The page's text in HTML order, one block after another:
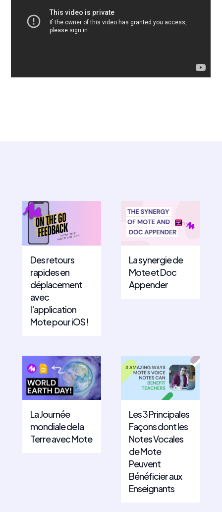
Des retours
rapides en
déplacement
avec
l'application
Mote pour iOS !
La synergie de
Mote et Doc
Appender
La Journée
mondiale de la
Terre avec Mote
Les 3 Principales
Façons dont les
Notes Vocales
de Mote
Peuvent
Bénéficier aux
Enseignants